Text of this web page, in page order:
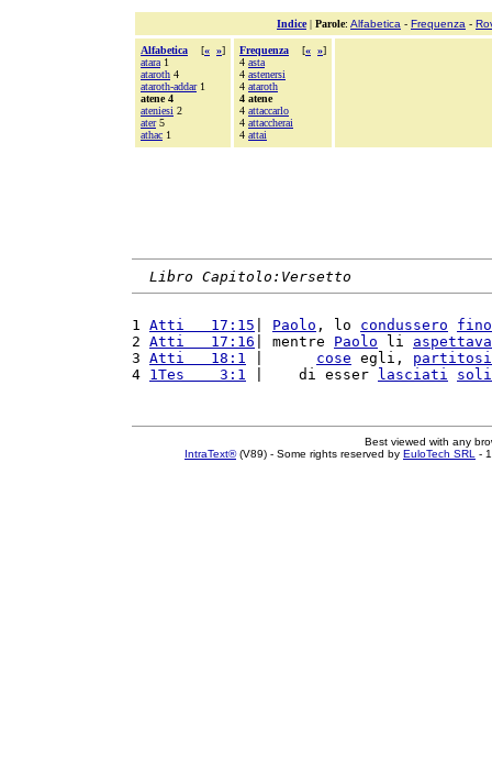
Indice| Parole: Alfabetica - Frequenza -
Alfabetica [« »]
atara 1
ataroth 4
ataroth-addar1
atene 4
ateniesi 2
ater5
athac 1
Frequenza [« »]
4 asta
4 astenersi
4 ataroth
4 atene
4 attaccarlo
4 attaccherai
4 attai
Libro Capitolo:Versetto
1 Atti   17:15 Paolo , lo condussero
fino
2 Atti   17:16 | mentre Paolo li aspettava
3 Atti   18:1 cose egli, partitosi
4 1Tes    3:1 |    di esser lasciati soli
Best viewed with any
IntraText®(V89) - Some rights reserved by EuloTech SRL -